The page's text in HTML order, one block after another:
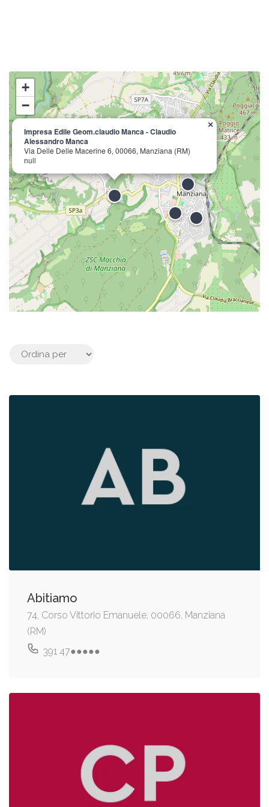
Impresa Edile Geom.claudio Manca - Claudio
Alessandro Manca
Via Delle Delle Macerine 6, 00066, Manziana (RM)
null
×
+
−
Abitiamo
74, Corso Vittorio Emanuele, 00066, Manziana
(RM)
391 47●●●●●